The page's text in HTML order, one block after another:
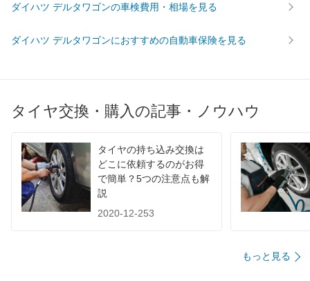
ダイハツ デルタワゴンの車検費用・相場を見る
ダイハツ デルタワゴンにおすすめの自動車保険を見る
タイヤ交換・購入の記事・ノウハウ
タイヤの持ち込み交換は
どこに依頼するのがお得
で簡単？5つの注意点も解
説
2020-12-253
もっと見る